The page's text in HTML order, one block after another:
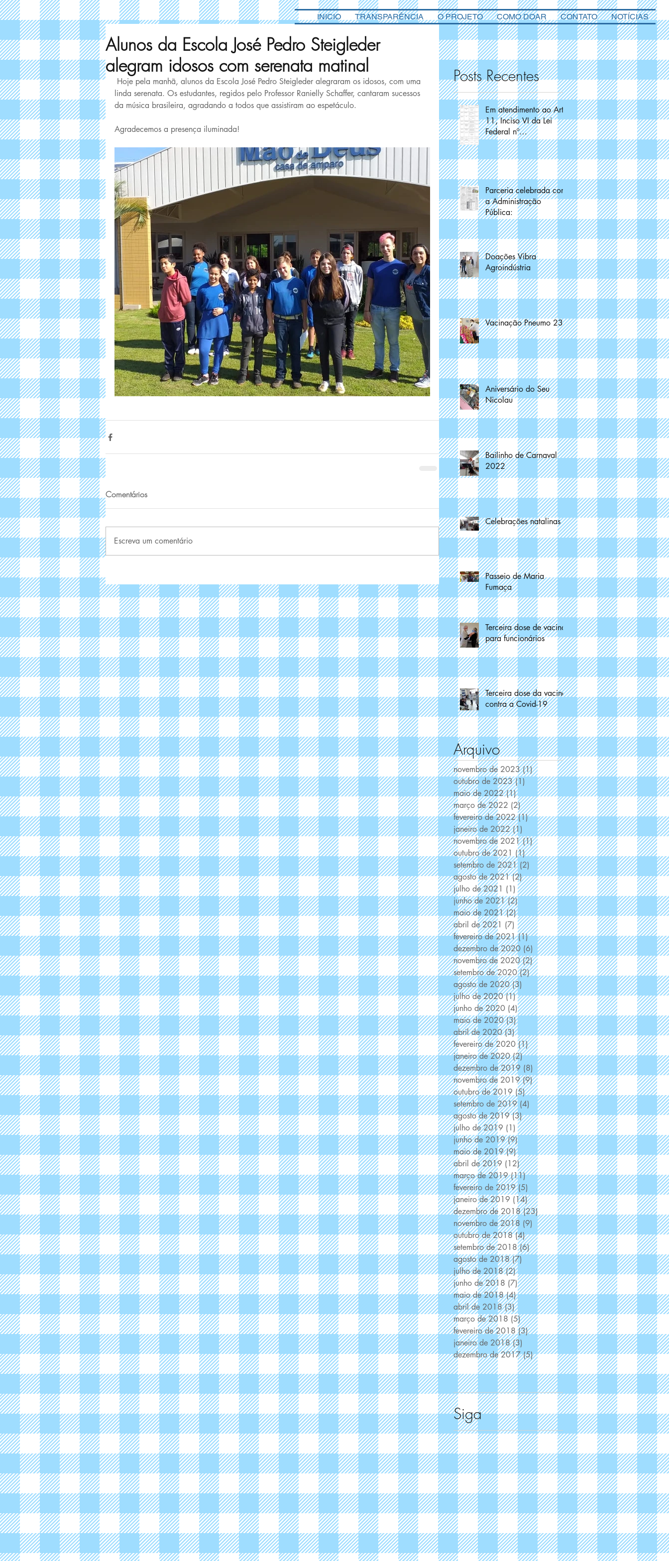
Alunos da Escola José Pedro Steigleder
alegram idosos com serenata matinal
linda serenata. Os estudantes, regidos pelo Professor Ranielly Schaffer, cantaram sucessos
da música brasileira, agradando a todos que assistiram ao espetáculo.
Agradecemos a presença iluminada!
Comentários
Escreva um comentário
Posts Recentes
Em atendimento ao Art.
11, Inciso VI da Lei
Federal nº
13.019/2014
Parceria celebrada com
a Administração
Pública:
Doações Vibra
Agroindústria
Vacinação Pneumo 23
Aniversário do Seu
Nicolau
Bailinho de Carnaval
2022
Celebrações natalinas
Passeio de Maria
Fumaça
Terceira dose de vacina
para funcionários
Terceira dose da vacina
contra a Covid-19
Arquivo
novembro de 2023 (1)1 post
outubro de 2023 (1) 1 post
maio de 2022 (1)1 post
março de 2022 (2)2 posts
fevereiro de 2022 (1)1 post
janeiro de 2022 (1) 1 post
novembro de 2021 (1)1 post
outubro de 2021 (1)1 post
setembro de 2021 (2) 2 posts
agosto de 2021 (2)2 posts
julho de 2021 (1) 1 post
junho de 2021 (2) 2 posts
maio de 2021 (2)2 posts
abril de 2021 (7) 7 posts
fevereiro de 2021 (1)1 post
dezembro de 2020 (6) 6 posts
novembro de 2020 (2)2 posts
setembro de 2020 (2)2 posts
agosto de 2020 (3) 3 posts
julho de 2020 (1)1 post
junho de 2020 (4)4 posts
maio de 2020 (3)3 posts
abril de 2020 (3)3 posts
fevereiro de 2020 (1)1 post
janeiro de 2020 (2)2 posts
dezembro de 2019 (8) 8 posts
novembro de 2019 (9)9 posts
outubro de 2019 (5)5 posts
setembro de 2019 (4) 4 posts
agosto de 2019 (3)3 posts
julho de 2019 (1) 1 post
junho de 2019 (9) 9 posts
maio de 2019 (9)9 posts
abril de 2019 (12)12 posts
março de 2019 (11)11 posts
fevereiro de 2019 (5) 5 posts
janeiro de 2019 (14)14 posts
dezembro de 2018 (23) 23 posts
novembro de 2018 (9) 9 posts
outubro de 2018 (4)4 posts
setembro de 2018 (6)6 posts
agosto de 2018 (7) 7 posts
julho de 2018 (2)2 posts
junho de 2018 (7)7 posts
maio de 2018 (4)4 posts
abril de 2018 (3)3 posts
março de 2018 (5)5 posts
fevereiro de 2018 (3)3 posts
janeiro de 2018 (3) 3 posts
dezembro de 2017 (5)5 posts
Siga
INICIO TRANSPARÊNCIA O PROJETO COMO DOAR CONTATO NOTÍCIAS